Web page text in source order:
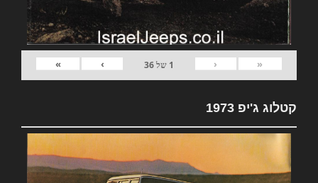
«
‹
1 של36
›
»
קטלוג ג'יפ 1973